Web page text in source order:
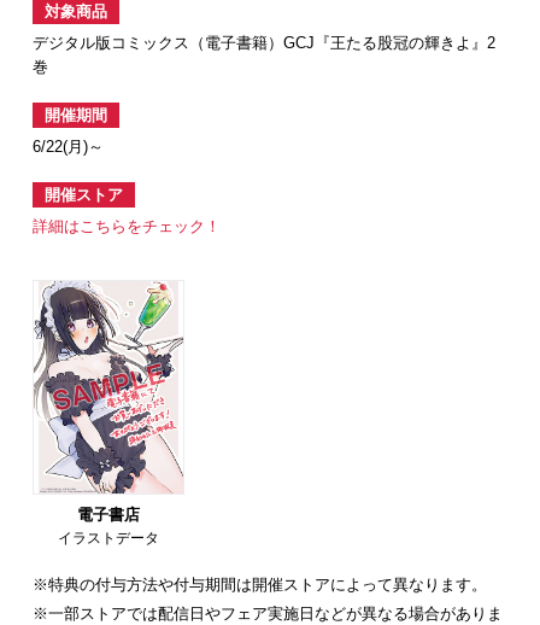
対象商品
デジタル版コミックス（電子書籍）GCJ『王たる股冠の輝きよ』2
巻
開催期間
6/22(月)～
開催ストア
詳細はこちらをチェック！
電子書店
イラストデータ
※特典の付与方法や付与期間は開催ストアによって異なります。
※一部ストアでは配信日やフェア実施日などが異なる場合がありま